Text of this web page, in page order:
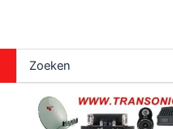
de
inhoud
naar: